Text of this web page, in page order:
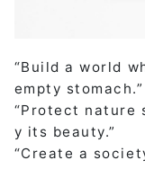
“Build a world
empty stomach.”
“Protect nature
y its beauty.”
“Create a